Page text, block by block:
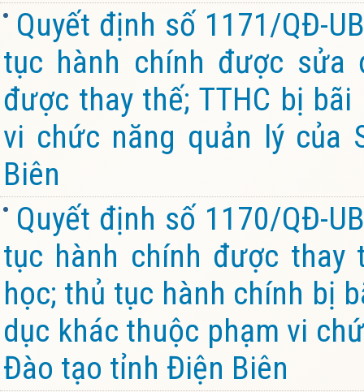
Quyết định số 1171/QĐ-
tục hành chính được sửa
được thay thế; TTHC bị
vi chức năng quản lý của
Biên
Quyết định số 1170/QĐ-
tục hành chính được thay
học; thủ tục hành chính bị
dục khác thuộc phạm vi
Đào tạo tỉnh Điện Biên